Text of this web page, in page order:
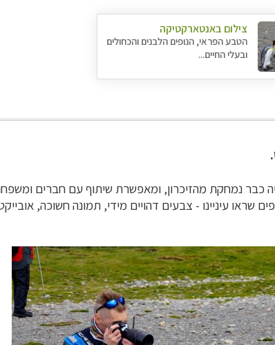
צילום באנטארקטיקה
הטבע הפראי, הנופים הלבנים והכחולים
ובעלי החיים...
כבר נמחקת מהזיכרון, ומאפשרת שיתוף עם חברים
שראו עיניינו - צבעים דהויים מידי, תמונה חשוכה,